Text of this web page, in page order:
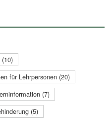
(10)
für Lehrpersonen (20)
(7)
(5)